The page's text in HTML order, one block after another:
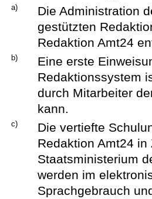
a)
Die Administration
gestützten
Redaktion Amt24
b)
Eine erste
Redaktionssystem
durch Mitarbeiter
kann.
c)
Die vertiefte
Redaktion Amt24
Staatsministerium
werden im
Sprachgebrauch